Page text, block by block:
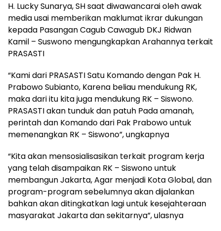
H. Lucky Sunarya, SH saat diwawancarai oleh awak
media usai memberikan maklumat ikrar dukungan
kepada Pasangan Cagub Cawagub DKJ Ridwan
Kamil – Suswono mengungkapkan Arahannya terkait
PRASASTI
“Kami dari PRASASTI Satu Komando dengan Pak H.
Prabowo Subianto, Karena beliau mendukung RK,
maka dari itu kita juga mendukung RK – Siswono.
PRASASTI akan tunduk dan patuh Pada amanah,
perintah dan Komando dari Pak Prabowo untuk
memenangkan RK – Siswono”, ungkapnya
“Kita akan mensosialisasikan terkait program kerja
yang telah disampaikan RK – Siswono untuk
membangun Jakarta, Agar menjadi Kota Global, dan
program-program sebelumnya akan dijalankan
bahkan akan ditingkatkan lagi untuk kesejahteraan
masyarakat Jakarta dan sekitarnya”, ulasnya